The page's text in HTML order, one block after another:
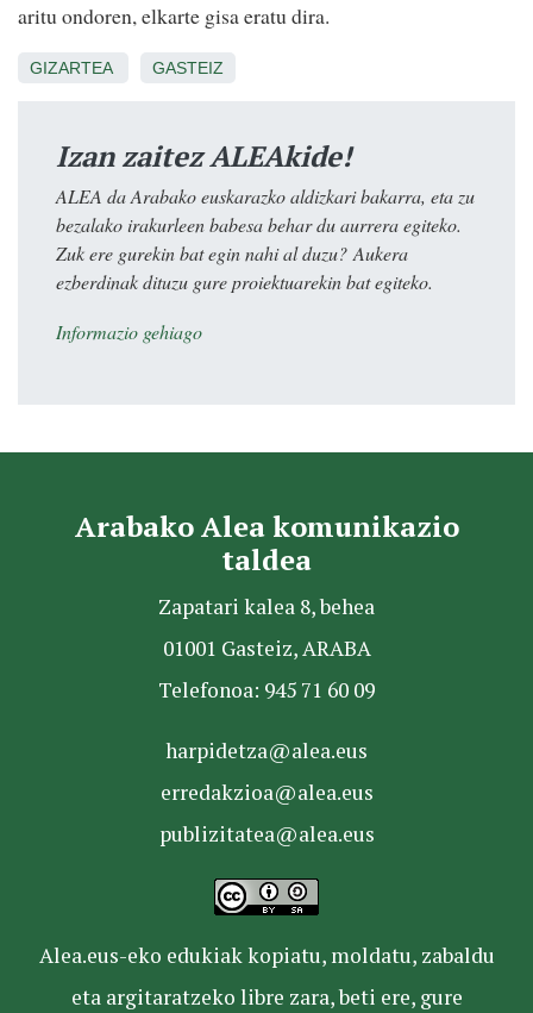
aritu ondoren, elkarte gisa eratu dira.
GIZARTEA GASTEIZ
Izan zaitez ALEAkide!
ALEA da Arabako euskarazko aldizkari bakarra, eta zu
bezalako irakurleen babesa behar du aurrera egiteko.
Zuk ere gurekin bat egin nahi al duzu? Aukera
ezberdinak dituzu gure proiektuarekin bat egiteko.
Informazio gehiago
Arabako Alea komunikazio
taldea
Zapatari kalea 8, behea
01001 Gasteiz, ARABA
Telefonoa: 945 71 60 09
harpidetza@alea.eus
erredakzioa@alea.eus
publizitatea@alea.eus
Alea.eus-eko edukiak kopiatu, moldatu, zabaldu
eta argitaratzeko libre zara, beti ere, gure